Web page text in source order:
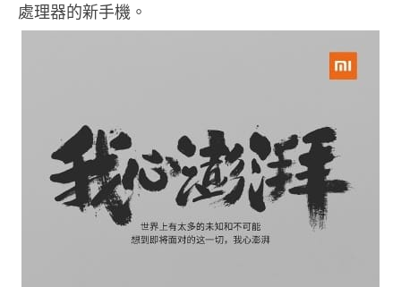
處理器的新手機。